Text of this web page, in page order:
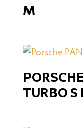
M
TURBO S